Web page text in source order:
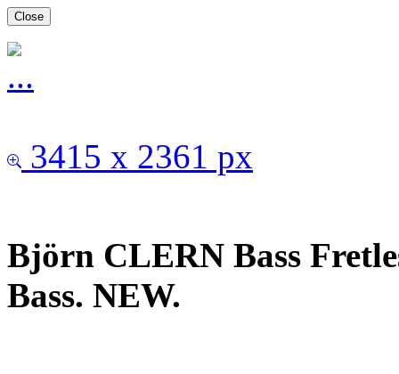
Close
3415 x 2361 px
Björn CLERN Bass
Bass. NEW.